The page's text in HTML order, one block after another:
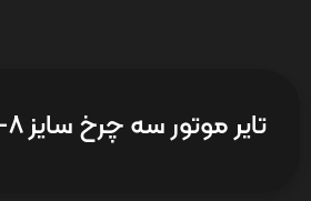
تایر موتور سه چرخ سایز 8-4.00 Afra